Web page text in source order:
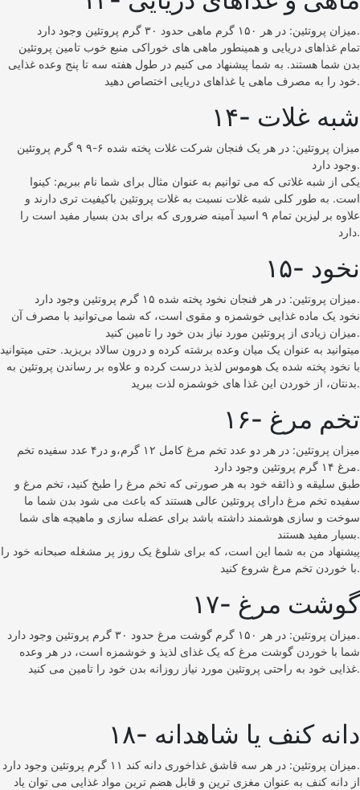
میزان پروتئین: در هر ۱۵۰ گرم ماهی حدود ۳۰ گرم پروتئین وجود دارد.
تمام غذاهای دریایی و همینطور ماهی های خوراکی منبع خوب تامین پروتئین
بدن شما هستند. به شما پیشنهاد می کنیم در طول هفته سه تا پنج وعده غذایی
خود را به مصرف ماهی یا غذاهای دریایی اختصاص دهید.
۱۴- شبه غلات
میزان پروتئین: در هر یک فنجان شرکت غلات پخته شده ۶-۹ ۹ گرم پروتئین
وجود دارد.
یکی از شبه غلاتی که می توانیم به عنوان مثال برای شما نام ببریم: کینوا
است. به طور کلی شبه غلات نسبت به غلات پروتئین باکیفیت تری دارند و
علاوه بر لیزین تمام ۹ اسید آمینه ضروری که برای بدن بسیار مفید است را
دارد.
۱۵- نخود
میزان پروتئین: در هر فنجان نخود پخته شده ۱۵ گرم پروتئین وجود دارد.
نخود یک ماده غذایی خوشمزه و مقوی است، که شما می‌توانید با مصرف آن
میزان زیادی از پروتئین مورد نیاز بدن خود را تامین کنید.
میتوانید به عنوان یک میان وعده برشته کرده و درون سالاد بریزید. حتی میتوانید
با نخود پخته شده یک هوموس لذیذ درست کرده و علاوه بر رساندن پروتئین به
بدنتان، از خوردن این غذا های خوشمزه لذت ببرید.
۱۶- تخم مرغ
میزان پروتئین: در هر دو عدد تخم مرغ کامل ۱۲ گرم،و در۴ عدد سفیده تخم
مرغ ۱۴ گرم پروتئین وجود دارد.
طبق سلیقه و ذائقه خود به هر صورتی که تخم مرغ را طبخ کنید، تخم مرغ و
سفیده تخم مرغ دارای پروتئین عالی هستند که باعث می شود بدن شما ما
سوخت و سازی هوشمند داشته باشد برای عضله سازی و ماهیچه های شما
بسیار مفید هستند.
پیشنهاد من به شما این است، که برای شلوغ یک روز پر مشغله صبحانه خود را
با خوردن تخم مرغ شروع کنید.
۱۷- گوشت مرغ
میزان پروتئین: در هر ۱۵۰ گرم گوشت مرغ حدود ۳۰ گرم پروتئین وجود دارد.
شما با خوردن گوشت مرغ که یک غذای لذیذ و خوشمزه است، در هر وعده
غذایی خود به راحتی پروتئین مورد نیاز روزانه بدن خود را تامین می کنید.
۱۸- دانه کنف یا شاهدانه
میزان پروتئین: در هر سه قاشق غذاخوری دانه کند ۱۱ گرم پروتئین وجود دارد.
از دانه کنف به عنوان مغزی ترین و قابل هضم ترین مواد غذایی می توان یاد